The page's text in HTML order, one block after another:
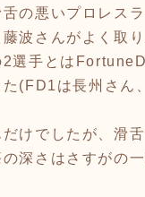
の悪いプロレス
波さんがよく取
2選手とは
(FD1は長州さん
けでしたが、滑
深さはさすがの一